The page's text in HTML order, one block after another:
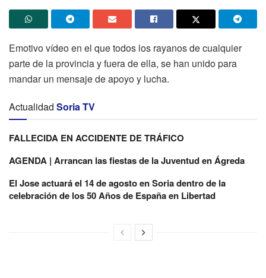
Emotivo vídeo en el que todos los rayanos de cualquier
parte de la provincia y fuera de ella, se han unido para
mandar un mensaje de apoyo y lucha.
Actualidad Soria TV
FALLECIDA EN ACCIDENTE DE TRÁFICO
AGENDA | Arrancan las fiestas de la Juventud en Ágreda
El Jose actuará el 14 de agosto en Soria dentro de la
celebración de los 50 Años de España en Libertad